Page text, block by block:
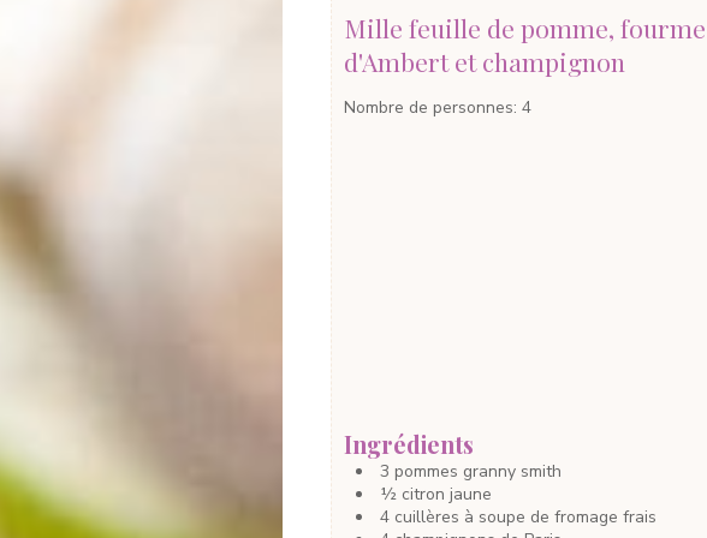
Mille feuille de pomme, fourme
d'Ambert et champignon
Nombre de personnes: 4
Ingrédients
3 pommes granny smith
½ citron jaune
4 cuillères à soupe de fromage frais